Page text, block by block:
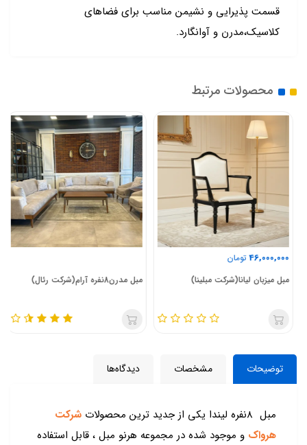
قسمت پذیرایی و نشیمن مناسب برای فضاهای
کلاسیک،مدرن و آوانگارد.
محصولات مرتبط
46,000,000 تومان
مبل میزبان لیانا(شرکت مبلینا)
مبل مدرن8نفره آرام(شرکت رئال)
توضیحات مشخصات دیدگاه‌ها
مبل 8نفره لیندا یکی از جدید ترین محصولات
شرکت
هرواک و موجود شده در مجموعه هرنو مبل ، قابل استفاده